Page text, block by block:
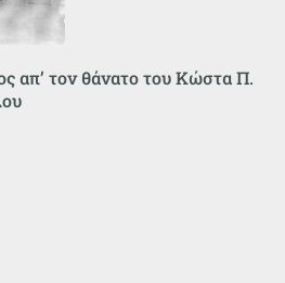
απ’ τον θάνατο του Κώστα Π.